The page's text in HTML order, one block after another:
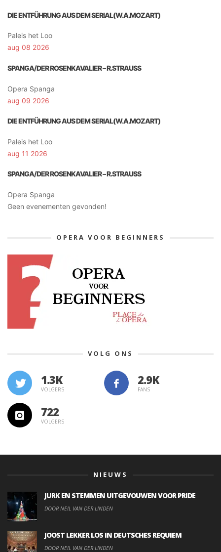
DIE ENTFÜHRUNG AUS DEM SERIAL(W.A.MOZART)
Paleis het Loo
aug 08 2026
SPANGA/DER ROSENKAVALIER – R.STRAUSS
Opera Spanga
aug 09 2026
DIE ENTFÜHRUNG AUS DEM SERIAL(W.A.MOZART)
Paleis het Loo
aug 11 2026
SPANGA/DER ROSENKAVALIER – R.STRAUSS
Opera Spanga
Geen evenementen gevonden!
OPERA VOOR BEGINNERS
VOLG ONS
1.3K
VOLGERS FANS
722
VOLGERS
NIEUWS
JURK EN STEMMEN UITGEVOUWEN VOOR PRIDE
DOOR NEIL VAN DER LINDEN
JOOST LEKKER LOS IN DEUTSCHES REQUIEM
DOOR NEIL VAN DER LINDEN